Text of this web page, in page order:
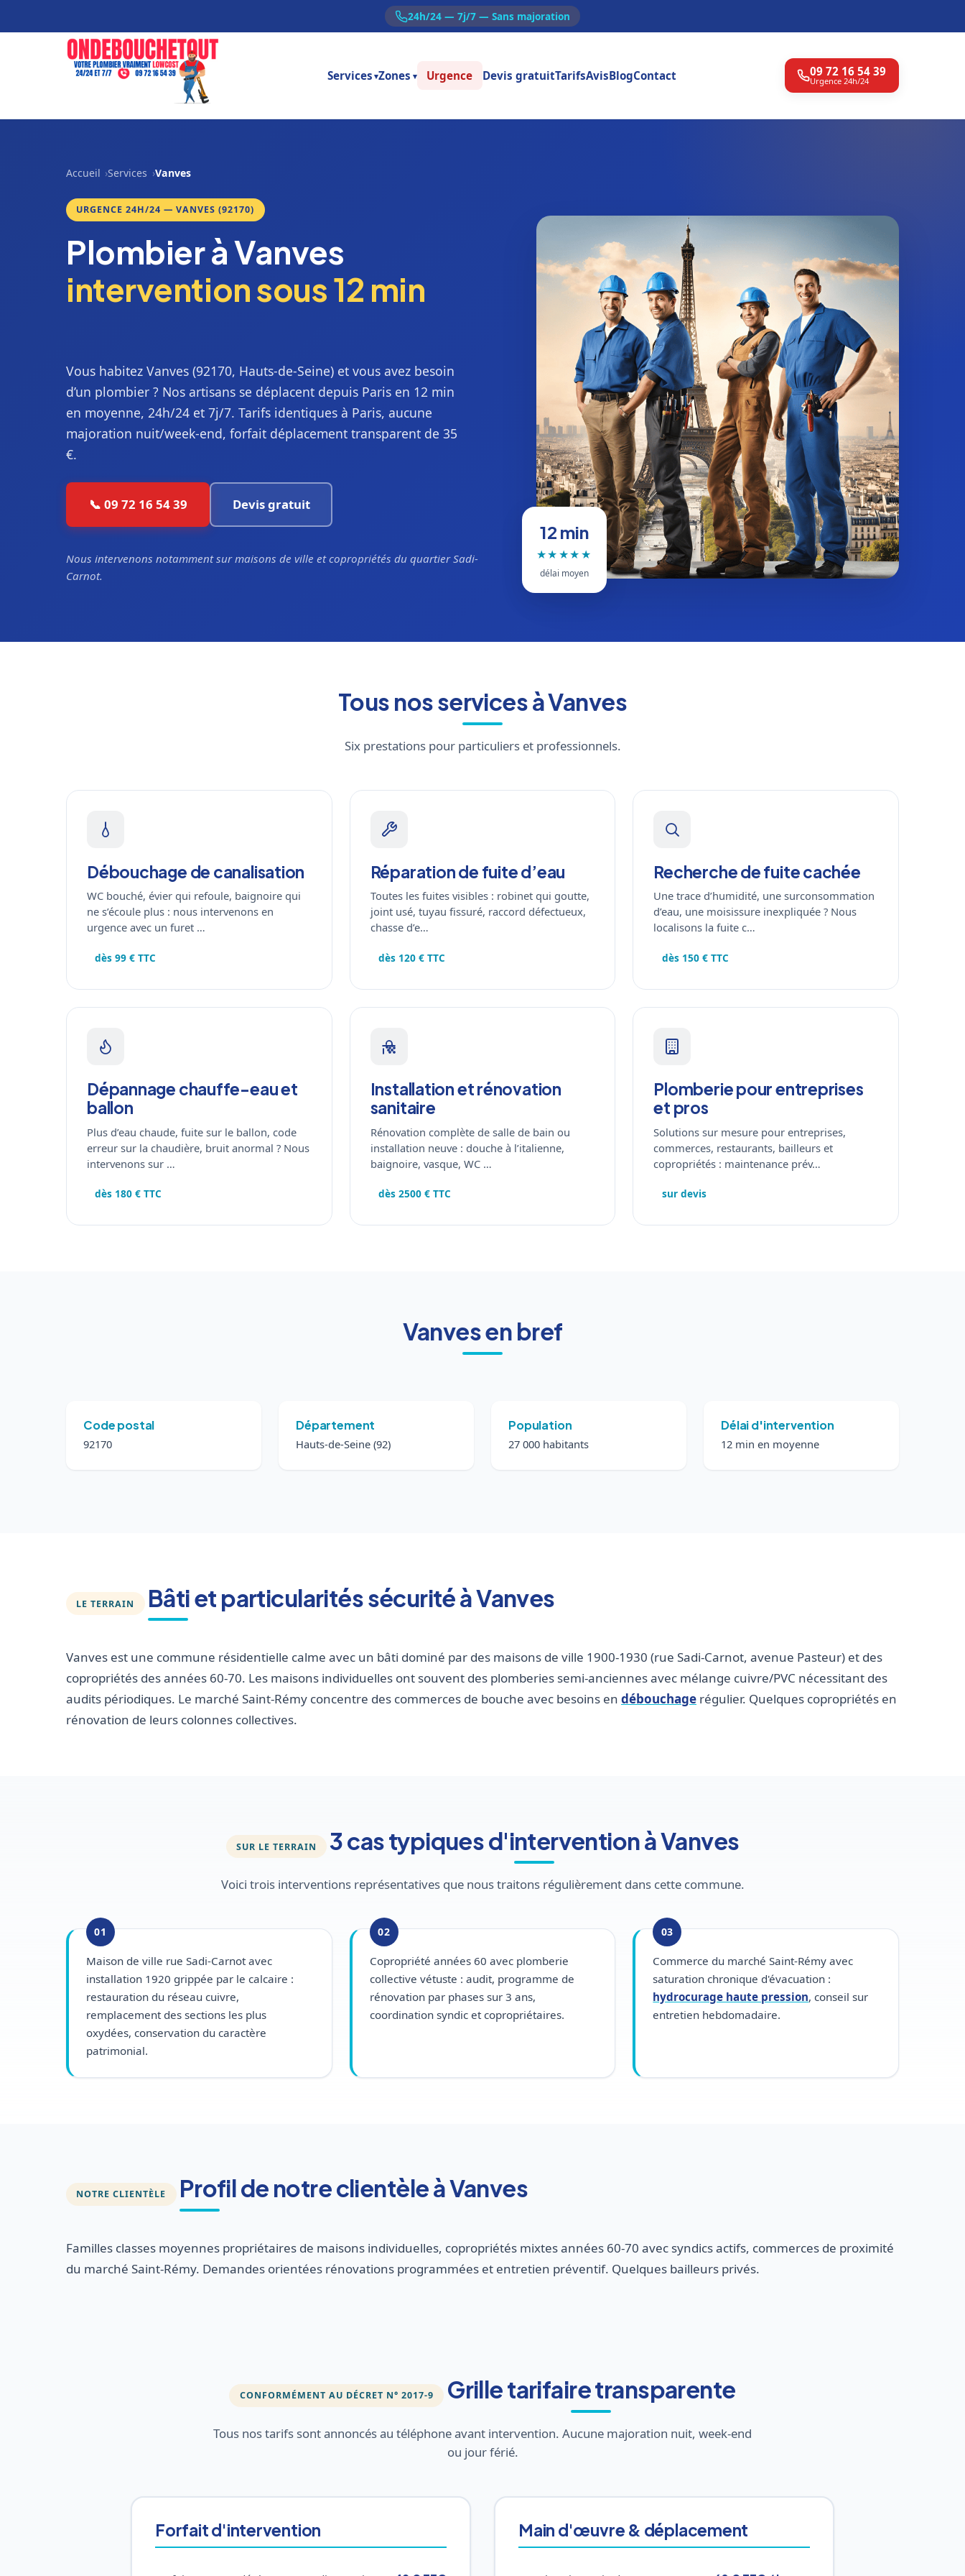
24h/24 — 7j/7 — Sans majoration
Services ▾Zones ▾ Urgence Devis gratuitTarifsAvisBlogContact 09 72 16 54 39
Urgence 24h/24
Accueil Services Vanves
URGENCE 24H/24 — VANVES (92170)
Plombier à Vanves
intervention sous 12 min
Vous habitez Vanves (92170, Hauts-de-Seine) et vous avez besoin
d’un plombier ? Nos artisans se déplacent depuis Paris en 12 min
en moyenne, 24h/24 et 7j/7. Tarifs identiques à Paris, aucune
majoration nuit/week-end, forfait déplacement transparent de 35
€.
📞 09 72 16 54 39 Devis gratuit
Nous intervenons notamment sur maisons de ville et copropriétés du quartier Sadi-
Carnot.
12 min
★★★★★
délai moyen
Tous nos services à Vanves
Six prestations pour particuliers et professionnels.
Débouchage de canalisation
WC bouché, évier qui refoule, baignoire qui
ne s’écoule plus : nous intervenons en
urgence avec un furet …
dès 99 € TTC
Réparation de fuite d’eau
Toutes les fuites visibles : robinet qui goutte,
joint usé, tuyau fissuré, raccord défectueux,
chasse d’e…
dès 120 € TTC
Recherche de fuite cachée
Une trace d’humidité, une surconsommation
d’eau, une moisissure inexpliquée ? Nous
localisons la fuite c…
dès 150 € TTC
Dépannage chauffe-eau et
ballon
Plus d’eau chaude, fuite sur le ballon, code
erreur sur la chaudière, bruit anormal ? Nous
intervenons sur …
dès 180 € TTC
Installation et rénovation
sanitaire
Rénovation complète de salle de bain ou
installation neuve : douche à l’italienne,
baignoire, vasque, WC …
dès 2500 € TTC
Plomberie pour entreprises
et pros
Solutions sur mesure pour entreprises,
commerces, restaurants, bailleurs et
copropriétés : maintenance prév…
sur devis
Vanves en bref
Code postal
92170
Département
Hauts-de-Seine (92)
Population
27 000 habitants
Délai d'intervention
12 min en moyenne
LE TERRAIN Bâti et particularités sécurité à Vanves
Vanves est une commune résidentielle calme avec un bâti dominé par des maisons de ville 1900-1930 (rue Sadi-Carnot, avenue Pasteur) et des
copropriétés des années 60-70. Les maisons individuelles ont souvent des plomberies semi-anciennes avec mélange cuivre/PVC nécessitant des
audits périodiques. Le marché Saint-Rémy concentre des commerces de bouche avec besoins en débouchage régulier. Quelques copropriétés en
rénovation de leurs colonnes collectives.
SUR LE TERRAIN 3 cas typiques d'intervention à Vanves
Voici trois interventions représentatives que nous traitons régulièrement dans cette commune.
01
Maison de ville rue Sadi-Carnot avec
installation 1920 grippée par le calcaire :
restauration du réseau cuivre,
remplacement des sections les plus
oxydées, conservation du caractère
patrimonial.
02
Copropriété années 60 avec plomberie
collective vétuste : audit, programme de
rénovation par phases sur 3 ans,
coordination syndic et copropriétaires.
03
Commerce du marché Saint-Rémy avec
saturation chronique d'évacuation :
hydrocurage haute pression, conseil sur
entretien hebdomadaire.
NOTRE CLIENTÈLE Profil de notre clientèle à Vanves
Familles classes moyennes propriétaires de maisons individuelles, copropriétés mixtes années 60-70 avec syndics actifs, commerces de proximité
du marché Saint-Rémy. Demandes orientées rénovations programmées et entretien préventif. Quelques bailleurs privés.
CONFORMÉMENT AU DÉCRET N° 2017-9 Grille tarifaire transparente
Tous nos tarifs sont annoncés au téléphone avant intervention. Aucune majoration nuit, week-end
ou jour férié.
Forfait d'intervention Main d'œuvre & déplacement